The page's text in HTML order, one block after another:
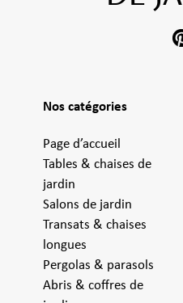
Nos catégories
Page d’accueil
Tables & chaises de
jardin
Salons de jardin
Transats & chaises
longues
Pergolas & parasols
Abris & coffres de